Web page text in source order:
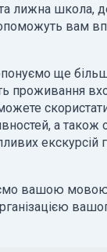
лижна школа,
вам
ще
проживання
а також
екскурсій
вашою мовою